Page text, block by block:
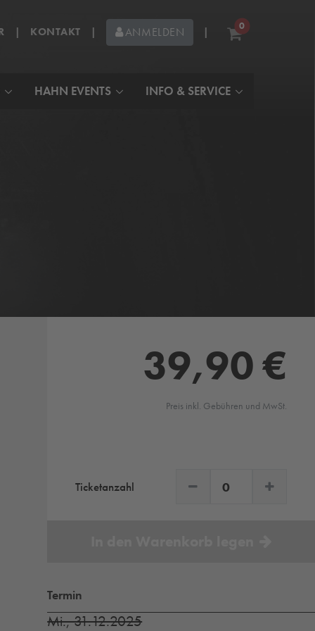
| KONTAKT | ANMELDEN | 0
HAHN EVENTS INFO & SERVICE
39,90 €
Preis inkl. Gebühren und MwSt.
Ticketanzahl
Termin
Mi., 31.12.2025